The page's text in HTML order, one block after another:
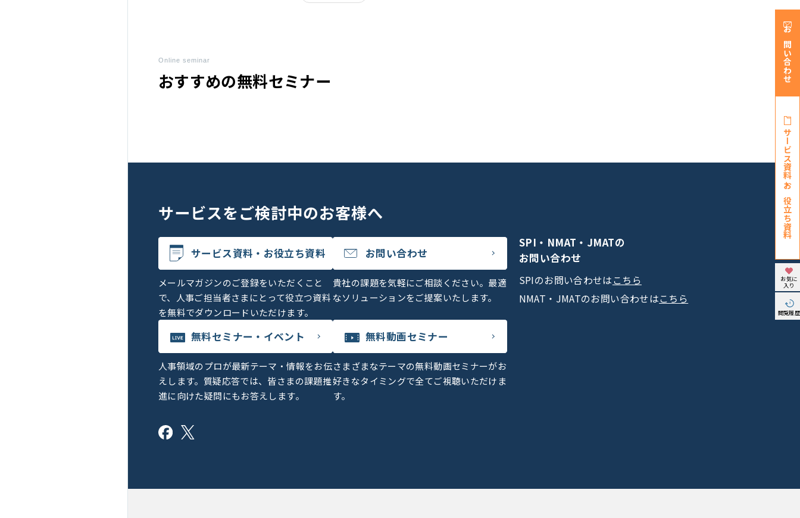
おすすめの無料セミナー
Online seminar
サービスをご検討中のお客様へ
サービス資料・お役立ち資料
メールマガジンのご登録をいただくこと
で、人事ご担当者さまにとって役立つ資料
を無料でダウンロードいただけます。
お問い合わせ
貴社の課題を気軽にご相談ください。最適
なソリューションをご提案いたします。
無料セミナー・イベント
人事領域のプロが最新テーマ・情報をお伝
えします。質疑応答では、皆さまの課題推
進に向けた疑問にもお答えします。
無料動画セミナー
さまざまなテーマの無料動画セミナーがお
好きなタイミングで全てご視聴いただけま
す。
SPI・NMAT・JMATの
お問い合わせ
SPIのお問い合わせは こちら
NMAT・JMATのお問い合わせはこちら
お問い合わせ
サービス資料・
お役立ち資料
お気に
入り
閲覧履歴